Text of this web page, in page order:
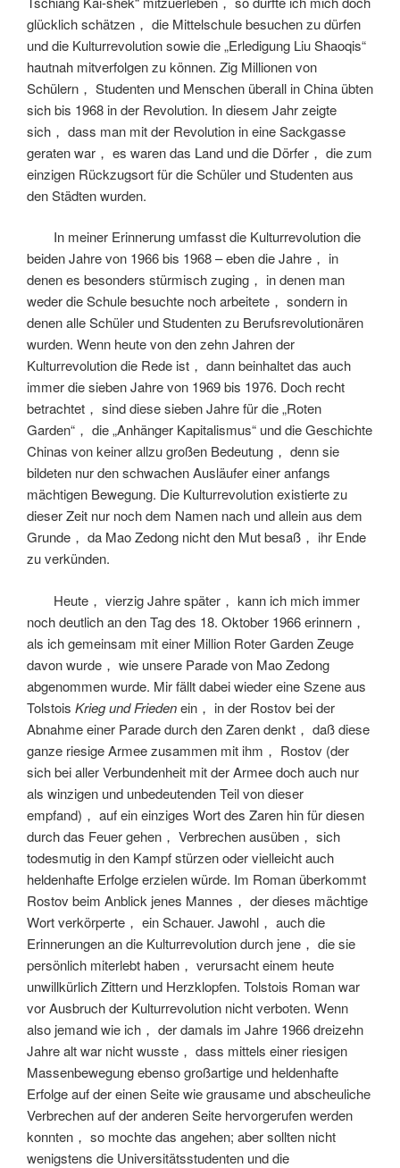
glücklich schätzen， die Mittelschule besuchen zu dürfen
und die Kulturrevolution sowie die „Erledigung Liu Shaoqis“
hautnah mitverfolgen zu können. Zig Millionen von
Schülern， Studenten und Menschen überall in China übten
sich bis 1968 in der Revolution. In diesem Jahr zeigte
sich， dass man mit der Revolution in eine Sackgasse
geraten war， es waren das Land und die Dörfer， die zum
einzigen Rückzugsort für die Schüler und Studenten aus
den Städten wurden.
In meiner Erinnerung umfasst die Kulturrevolution die
beiden Jahre von 1966 bis 1968 – eben die Jahre， in
denen es besonders stürmisch zuging， in denen man
weder die Schule besuchte noch arbeitete， sondern in
denen alle Schüler und Studenten zu Berufsrevolutionären
wurden. Wenn heute von den zehn Jahren der
Kulturrevolution die Rede ist， dann beinhaltet das auch
immer die sieben Jahre von 1969 bis 1976. Doch recht
betrachtet， sind diese sieben Jahre für die „Roten
Garden“， die „Anhänger Kapitalismus“ und die Geschichte
Chinas von keiner allzu großen Bedeutung， denn sie
bildeten nur den schwachen Ausläufer einer anfangs
mächtigen Bewegung. Die Kulturrevolution existierte zu
dieser Zeit nur noch dem Namen nach und allein aus dem
Grunde， da Mao Zedong nicht den Mut besaß， ihr Ende
zu verkünden.
Heute， vierzig Jahre später， kann ich mich immer
noch deutlich an den Tag des 18. Oktober 1966 erinnern，
als ich gemeinsam mit einer Million Roter Garden Zeuge
davon wurde， wie unsere Parade von Mao Zedong
abgenommen wurde. Mir fällt dabei wieder eine Szene aus
Tolstois Krieg und Friedenein， in der Rostov bei der
Abnahme einer Parade durch den Zaren denkt， daß diese
ganze riesige Armee zusammen mit ihm， Rostov (der
sich bei aller Verbundenheit mit der Armee doch auch nur
als winzigen und unbedeutenden Teil von dieser
empfand)， auf ein einziges Wort des Zaren hin für diesen
durch das Feuer gehen， Verbrechen ausüben， sich
todesmutig in den Kampf stürzen oder vielleicht auch
heldenhafte Erfolge erzielen würde. Im Roman überkommt
Rostov beim Anblick jenes Mannes， der dieses mächtige
Wort verkörperte， ein Schauer. Jawohl， auch die
Erinnerungen an die Kulturrevolution durch jene， die sie
persönlich miterlebt haben， verursacht einem heute
unwillkürlich Zittern und Herzklopfen. Tolstois Roman war
vor Ausbruch der Kulturrevolution nicht verboten. Wenn
also jemand wie ich， der damals im Jahre 1966 dreizehn
Jahre alt war nicht wusste， dass mittels einer riesigen
Massenbewegung ebenso großartige und heldenhafte
Erfolge auf der einen Seite wie grausame und abscheuliche
Verbrechen auf der anderen Seite hervorgerufen werden
konnten， so mochte das angehen; aber sollten nicht
wenigstens die Universitätsstudenten und die